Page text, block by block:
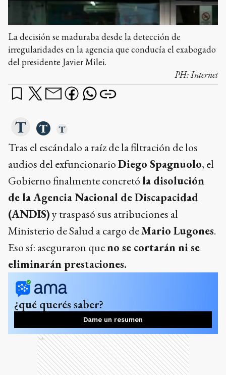
La decisión se maduraba desde la detección de
irregularidades en la agencia que conducía el exabogado
del presidente Javier Milei.
PH:Internet
Tras el escándalo a raíz de la filtración de los
audios del exfuncionarioDiego Spagnuolo, el
Gobierno finalmente concretóla disolución
de la Agencia Nacional de Discapacidad
(ANDIS)y traspasó sus atribuciones al
Ministerio de Salud a cargo deMario Lugones.
Eso sí: aseguraron queno se cortarán ni se
eliminarán prestaciones.
¿qué querés saber?
Dame un resumen
Ads